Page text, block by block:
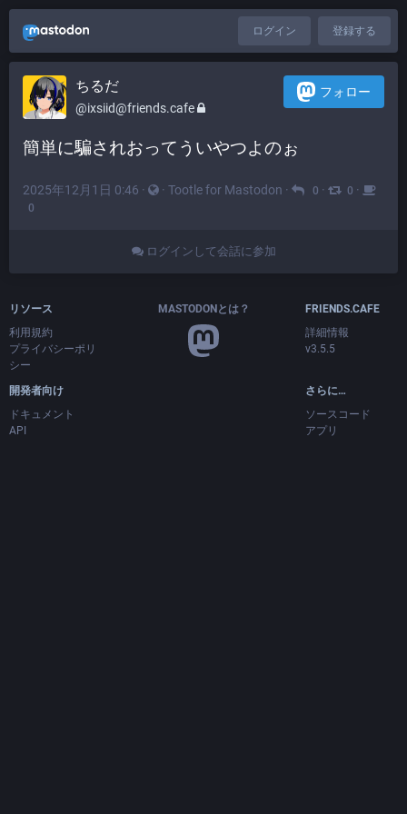
ログイン 登録する
ちるだ
@ixsiid@friends.cafe
フォロー
簡単に騙されおってういやつよのぉ
2025年12月1日 0:46 · · Tootle for Mastodon · 0 · 0 ·
0
ログインして会話に参加
リソース
利用規約
プライバシーポリ
シー
開発者向け
ドキュメント
API
MASTODONとは？
FRIENDS.CAFE
詳細情報
v3.5.5
さらに…
ソースコード
アプリ